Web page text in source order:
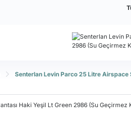
Senterlan Levin Parco 25 Litre Airspace